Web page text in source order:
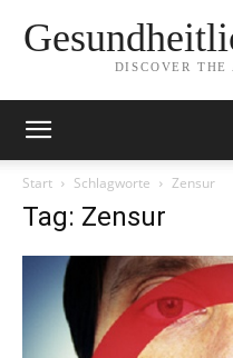
DISCOVER THE
Start Schlagworte Zensur
Tag: Zensur